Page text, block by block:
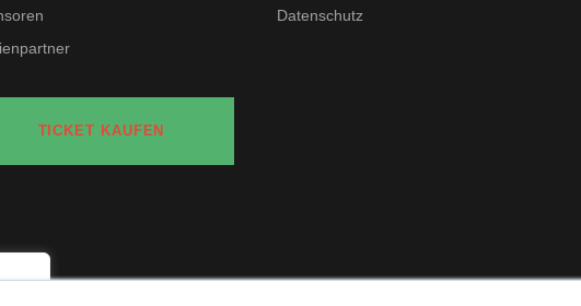
TICKET KAUFEN
Datenschutz